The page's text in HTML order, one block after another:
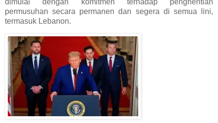
permusuhan secara permanen dan segera di semua lini,
termasuk Lebanon.